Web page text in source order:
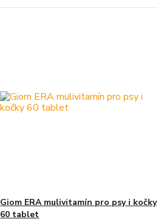
Giom ERA mulivitamín pro psy i kočky
60 tablet